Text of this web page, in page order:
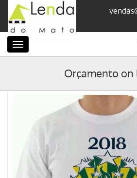
Categorias
Orçamento on